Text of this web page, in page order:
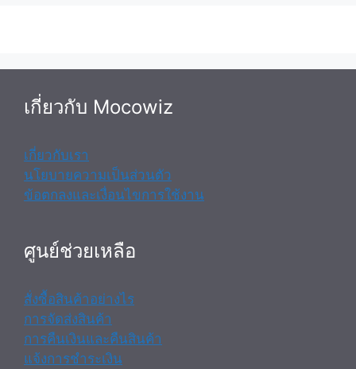
เกี่ยวกับ Mocowiz
เกี่ยวกับเรา
นโยบายความเป็นส่วนตัว
ข้อตกลงและเงื่อนไขการใช้งาน
ศูนย์ช่วยเหลือ
สั่งซื้อสินค้าอย่างไร
การจัดส่งสินค้า
การคืนเงินและคืนสินค้า
แจ้งการชำระเงิน